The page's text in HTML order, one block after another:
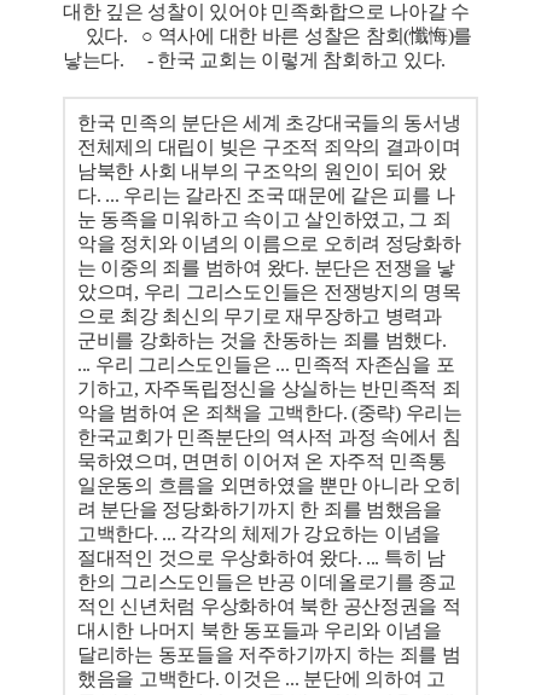
대한 깊은 성찰이 있어야 민족화합으로 나아갈 수
있다. ○ 역사에 대한 바른 성찰은 참회(懺悔)를
낳는다. - 한국 교회는 이렇게 참회하고 있다.
한국 민족의 분단은 세계 초강대국들의 동서냉
전체제의 대립이 빚은 구조적 죄악의 결과이며
남북한 사회 내부의 구조악의 원인이 되어 왔
다. ... 우리는 갈라진 조국 때문에 같은 피를 나
눈 동족을 미워하고 속이고 살인하였고, 그 죄
악을 정치와 이념의 이름으로 오히려 정당화하
는 이중의 죄를 범하여 왔다. 분단은 전쟁을 낳
았으며, 우리 그리스도인들은 전쟁방지의 명목
으로 최강 최신의 무기로 재무장하고 병력과
군비를 강화하는 것을 찬동하는 죄를 범했다.
... 우리 그리스도인들은 ... 민족적 자존심을 포
기하고, 자주독립정신을 상실하는 반민족적 죄
악을 범하여 온 죄책을 고백한다. (중략) 우리는
한국교회가 민족분단의 역사적 과정 속에서 침
묵하였으며, 면면히 이어져 온 자주적 민족통
일운동의 흐름을 외면하였을 뿐만 아니라 오히
려 분단을 정당화하기까지 한 죄를 범했음을
고백한다. ... 각각의 체제가 강요하는 이념을
절대적인 것으로 우상화하여 왔다. ... 특히 남
한의 그리스도인들은 반공 이데올로기를 종교
적인 신년처럼 우상화하여 북한 공산정권을 적
대시한 나머지 북한 동포들과 우리와 이념을
달리하는 동포들을 저주하기까지 하는 죄를 범
했음을 고백한다. 이것은 ... 분단에 의하여 고